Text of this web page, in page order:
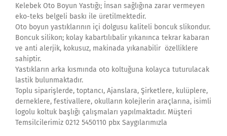
Kelebek Oto Boyun Yastığı; İnsan sağlığına zarar vermeyen
eko-teks belgeli baskı ile üretilmektedir.
Oto boyun yastıklarının içi dolgusu kaliteli boncuk slikondur.
Boncuk silikon; kolay kabartılıbalir yıkanınca tekrar kabaran
ve anti alerjik, kokusuz, makinada yıkanabilir özelliklere
sahiptir.
Yastıkların arka kısmında oto koltuğuna kolayca tuturulacak
lastik bulunmaktadır.
Toplu siparişlerde, toptancı, Ajanslara, Şirketlere, kulüplere,
derneklere, festivallere, okulların kolejlerin araçlarına, isimli
logolu koltuk başlığı çalışmaları yapılmaktadır. Müşteri
Temsilcilerimiz 0212 5450110 pbx Saygılarımızla